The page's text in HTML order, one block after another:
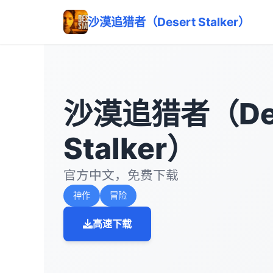
沙漠追猎者（Desert Stalker）
沙漠追猎者（
Stalker）
官方中文，免费下载
神作 冒险
高速下载